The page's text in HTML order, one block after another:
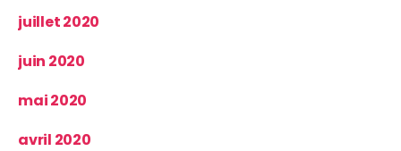
juillet 2020
juin 2020
mai 2020
avril 2020